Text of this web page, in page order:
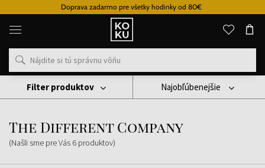
Doprava zadarmo pre všetky hodinky od 80€
Originálne
parfémy
hodinky
na
mieste
Značky
The Different Company
The Different Company
(Našli sme pre Vás 6 produktov)
Najobľúbenejšie
Filter produktov